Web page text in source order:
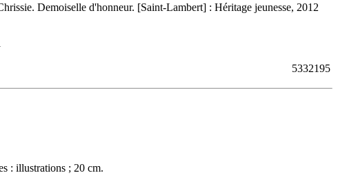
Demoiselle d'honneur. [Saint-Lambert] : Héritage jeunesse, 2012
5332195
: illustrations ; 20 cm.